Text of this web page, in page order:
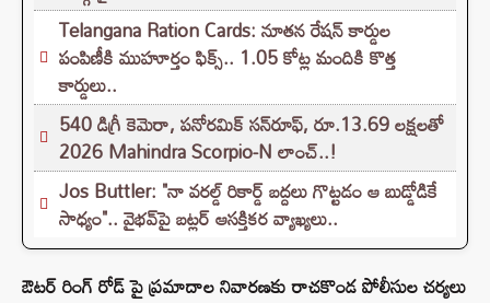
Telangana Ration Cards: నూతన రేషన్ కార్డుల
పంపిణీకి ముహూర్తం ఫిక్స్‌.. 1.05 కోట్ల మందికి కొత్త
కార్డులు..
540 డిగ్రీ కెమెరా, పనోరమిక్ సన్‌రూఫ్‌, రూ.13.69 లక్షలతో
2026 Mahindra Scorpio-N లాంచ్..!
Jos Buttler: "నా వరల్డ్ రికార్డ్‌ బద్దలు గొట్టడం ఆ బుడ్డోడికే
సాధ్యం".. వైభవ్‌పై బట్లర్ ఆసక్తికర వ్యాఖ్యలు..
ఔటర్ రింగ్ రోడ్ పై ప్రమాదాల నివారణకు రాచకొండ పోలీసుల చర్యలు